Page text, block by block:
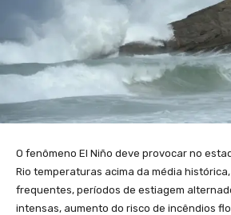
O fenômeno El Niño deve provocar no
Rio temperaturas acima da média
frequentes, períodos de estiagem
intensas, aumento do risco de incêndios